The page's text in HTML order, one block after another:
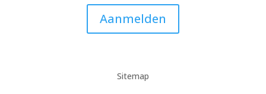
Aanmelden
Sitemap